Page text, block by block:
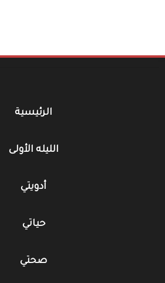
الرئيسية
الليله الأولى
أدويتي
حياتي
صحتي